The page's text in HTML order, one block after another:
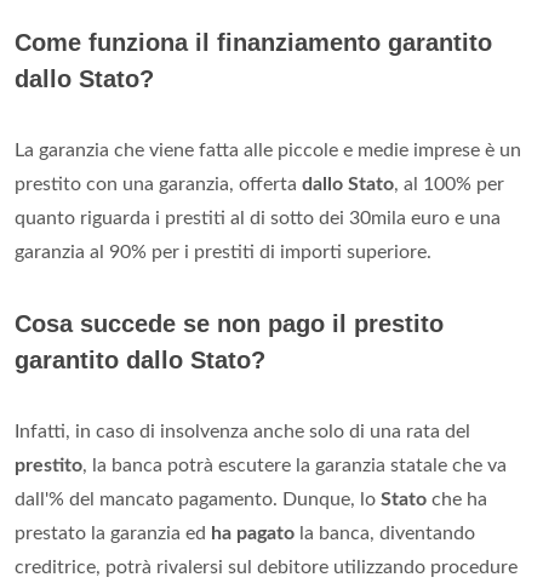
Come funziona il finanziamento garantito
dallo Stato?
La garanzia che viene fatta alle piccole e medie imprese è un
prestito con una garanzia, offerta dallo Stato, al 100% per
quanto riguarda i prestiti al di sotto dei 30mila euro e una
garanzia al 90% per i prestiti di importi superiore.
Cosa succede se non pago il prestito
garantito dallo Stato?
Infatti, in caso di insolvenza anche solo di una rata del
prestito, la banca potrà escutere la garanzia statale che va
dall'% del mancato pagamento. Dunque, lo Stato che ha
prestato la garanzia ed ha pagato la banca, diventando
creditrice, potrà rivalersi sul debitore utilizzando procedure